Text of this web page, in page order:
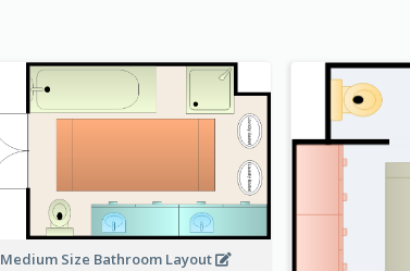
Medium Size Bathroom Layout